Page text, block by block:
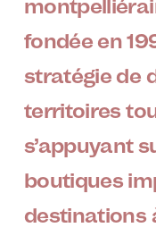
fondée en
stratégie de
territoires
s’appuyant
boutiques
destinations